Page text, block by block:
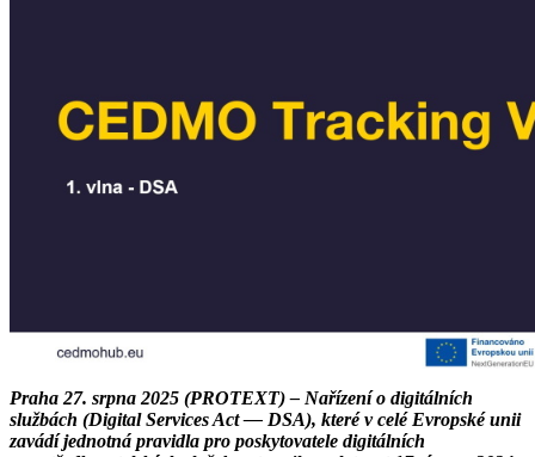
Praha 27. srpna 2025 (PROTEXT) – Nařízení o digitálních
službách (Digital Services Act — DSA), které v celé Evropské unii
zavádí jednotná pravidla pro poskytovatele digitálních